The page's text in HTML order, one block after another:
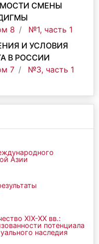
СМЕНЫ
8
№1, часть 1
И УСЛОВИЯ
В РОССИИ
7
№3, часть 1
Азии
ХIХ-ХХ вв.:
потенциала
наследия